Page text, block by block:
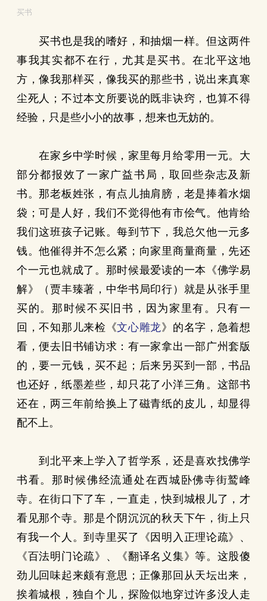
买书
买书也是我的嗜好，和抽烟一样。但这两件
事我其实都不在行，尤其是买书。在北平这地
方，像我那样买，像我买的那些书，说出来真寒
尘死人；不过本文所要说的既非诀窍，也算不得
经验，只是些小小的故事，想来也无妨的。
在家乡中学时候，家里每月给零用一元。大
部分都报效了一家广益书局，取回些杂志及新
书。那老板姓张，有点儿抽肩膀，老是捧着水烟
袋；可是人好，我们不觉得他有市侩气。他肯给
我们这班孩子记账。每到节下，我总欠他一元多
钱。他催得并不怎么紧；向家里商量商量，先还
个一元也就成了。那时候最爱读的一本《佛学易
解》（贾丰臻著，中华书局印行）就是从张手里
买的。那时候不买旧书，因为家里有。只有一
回，不知那儿来检《文心雕龙》的名字，急着想
看，便去旧书铺访求：有一家拿出一部广州套版
的，要一元钱，买不起；后来另买到一部，书品
也还好，纸墨差些，却只花了小洋三角。这部书
还在，两三年前给换上了磁青纸的皮儿，却显得
配不上。
到北平来上学入了哲学系，还是喜欢找佛学
书看。那时候佛经流通处在西城卧佛寺街鹫峰
寺。在街口下了车，一直走，快到城根儿了，才
看见那个寺。那是个阴沉沉的秋天下午，街上只
有我一个人。到寺里买了《因明入正理论疏》、
《百法明门论疏》、《翻译名义集》等。这股傻
劲儿回味起来颇有意思；正像那回从天坛出来，
挨着城根，独自个儿，探险似地穿过许多没人走